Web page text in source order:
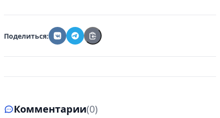
Поделиться:
Комментарии(0)